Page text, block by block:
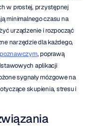
w prostej, przystępnej
minimalnego czasu na
urządzenie i rozpocząć
narzędzie dla każdego,
, poprawą
aplikacji
sygnały mózgowe na
skupienia, stresu i